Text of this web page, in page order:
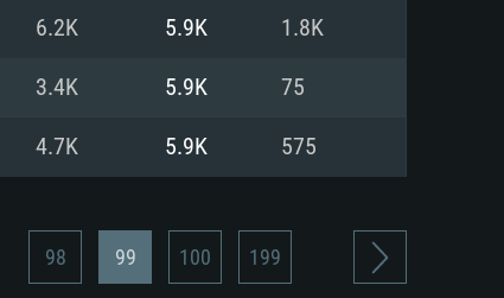
banda larga.
6.2K 5.9K 1.8K
3.4K 5.9K 75
4.7K 5.9K 575
98 99 100 199